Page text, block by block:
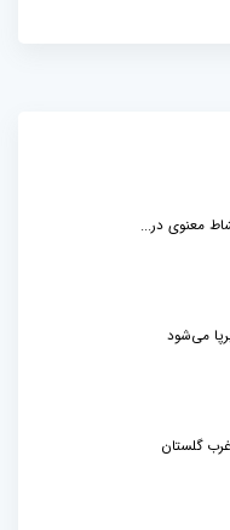
معنوی در...
می‌شود
گلستان